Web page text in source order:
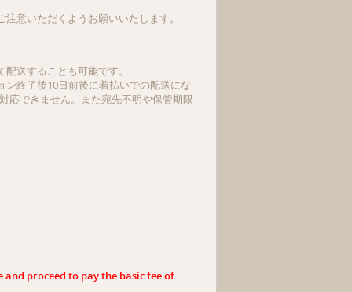
意いただくようお願いいたします。
送することも可能です。
終了後10日前後に着払いでの配送にな
応できません。また宛先不明や保管期限
proceed to pay the basic fee of